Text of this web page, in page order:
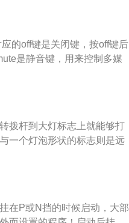
表轮胎的生产周数，就是第
年5月份生产。轮胎尺寸
，有的代码数字字母不一
：代表的是轮胎的宽度，
是轮胎的高与宽的比例，
：这个数字代表的是该轮
最大载重量615公斤，四条
速为240KM/H。
的off键是关闭键，按off键后
是静音键，用来控制多媒
模式；3、gps是定位器，对
调调节，亮起表示同步调
拨杆到大灯标志上就能够打
一个灯泡形状的标志则是远
代表的则是自动灯光，两
边一条波浪线竖在三根横线
光操作杆转到指定的位置以
相应的标志。
在P或N挡的时候启动，大部